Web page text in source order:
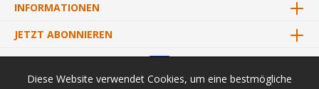
INFORMATIONEN
JETZT ABONNIEREN
Diese Website verwendet Cookies, um eine bestmögliche